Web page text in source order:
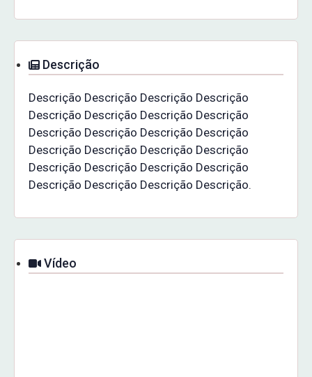
Descrição
Descrição Descrição Descrição Descrição
Descrição Descrição Descrição Descrição
Descrição Descrição Descrição Descrição
Descrição Descrição Descrição Descrição
Descrição Descrição Descrição Descrição
Descrição Descrição Descrição Descrição.
Vídeo